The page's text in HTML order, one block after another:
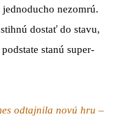
nezomrú.
dostať do stavu,
stanú super-
odtajnila novú hru –